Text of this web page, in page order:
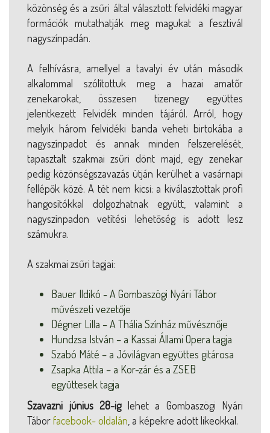
közönség és a zsűri által választott felvidéki magyar
formációk mutathatják meg magukat a fesztivál
nagyszínpadán.
A felhívásra, amellyel a tavalyi év után második
alkalommal szólítottuk meg a hazai amatőr
zenekarokat, összesen tizenegy együttes
jelentkezett Felvidék minden tájáról. Arról, hogy
melyik három felvidéki banda veheti birtokába a
nagyszínpadot és annak minden felszerelését,
tapasztalt szakmai zsűri dönt majd, egy zenekar
pedig közönségszavazás útján kerülhet a vasárnapi
fellépők közé. A tét nem kicsi: a kiválasztottak profi
hangosítókkal dolgozhatnak együtt, valamint a
nagyszínpadon vetítési lehetőség is adott lesz
számukra.
A szakmai zsűri tagjai:
Bauer Ildikó - A Gombaszögi Nyári Tábor
művészeti vezetője
Dégner Lilla – A Thália Színház művésznője
Hundzsa István – a Kassai Állami Opera tagja
Szabó Máté – a Jóvilágvan együttes gitárosa
Zsapka Attila – a Kor-zár és a ZSEB
együttesek tagja
Szavazni június 28-iglehet a Gombaszögi Nyári
Táborfacebook- oldalán , a képekre adott likeokkal.